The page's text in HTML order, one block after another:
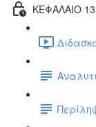
ΚΕΦΑΛΑΙΟ